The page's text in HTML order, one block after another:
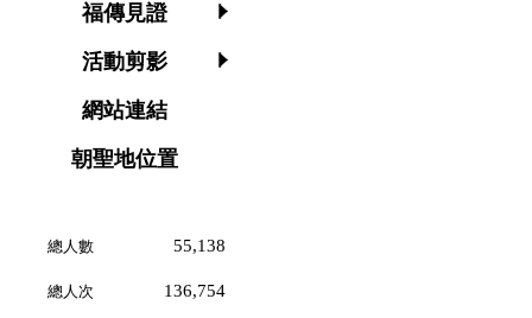
福傳見證
活動剪影
網站連結
朝聖地位置
總人數 55,138
總人次 136,754